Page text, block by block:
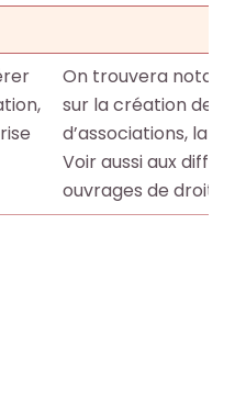
On trouvera
sur la création de
d’associations, la
Voir aussi aux
ouvrages de droit